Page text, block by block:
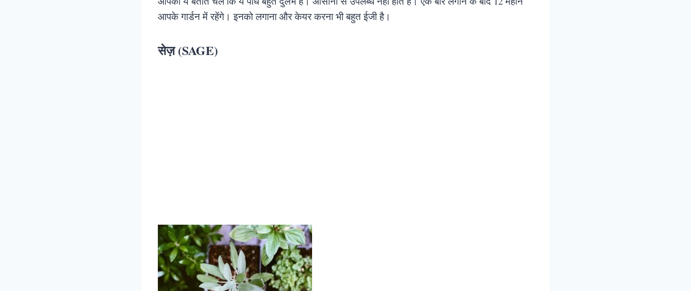
आपके गार्डन में रहेंगे। इनको लगाना और केयर करना भी बहुत ईजी है।
सेज़ (SAGE)